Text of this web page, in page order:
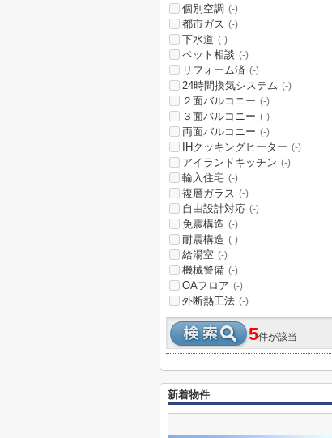
個別空調 (-)
都市ガス (-)
下水道 (-)
ペット相談 (-)
リフォーム済 (-)
24時間換気システム (-)
２面バルコニー (-)
３面バルコニー (-)
両面バルコニー (-)
IHクッキングヒーター (-)
アイランドキッチン (-)
輸入住宅 (-)
複層ガラス (-)
自由設計対応 (-)
免震構造 (-)
耐震構造 (-)
給湯室 (-)
機械警備 (-)
OAフロア (-)
外断熱工法 (-)
5件が該当
新着物件